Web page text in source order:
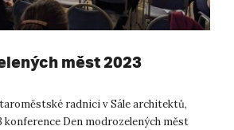
měst 2023
radnici v Sále architektů,
konference Den modrozelených měst